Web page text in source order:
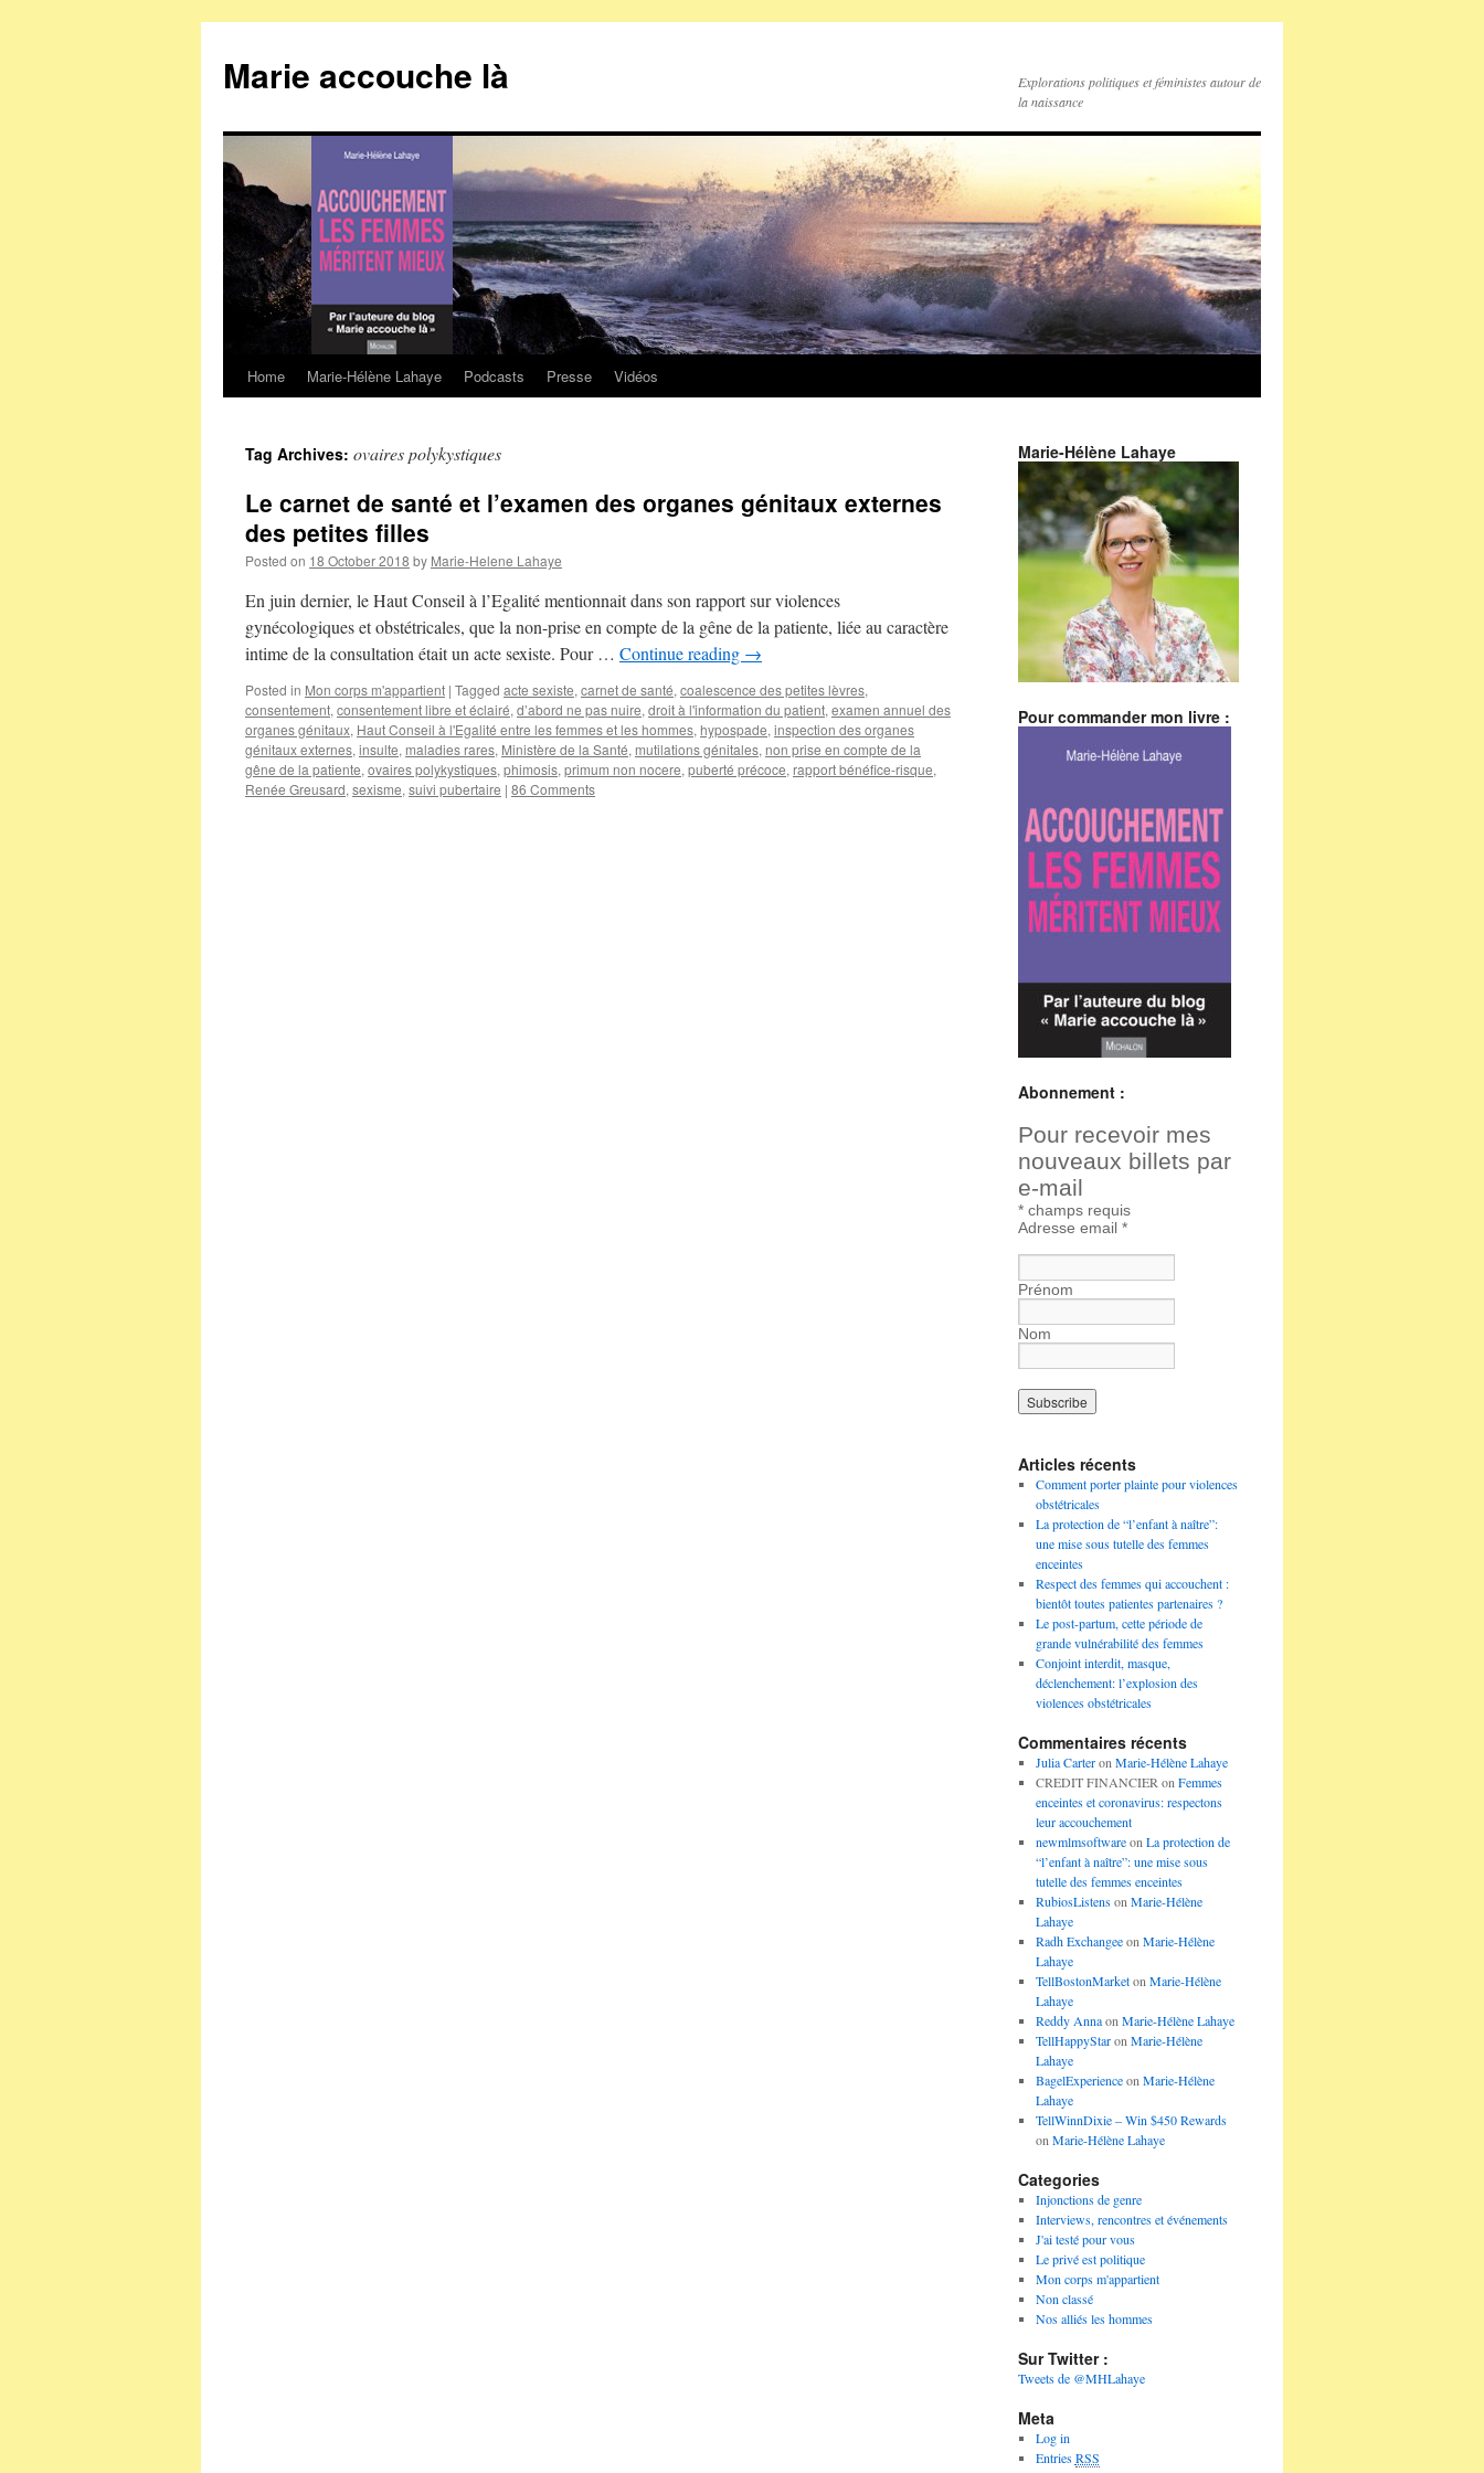
Marie accouche là
Explorations politiques et féministes autour de
la naissance
Skip
content
Home Marie-Hélène Lahaye Podcasts Presse Vidéos
Tag Archives: ovaires polykystiques
Le carnet de santé et l’examen des organes génitaux externes
des petites filles
Posted on 18 October 2018 by Marie-Helene Lahaye
En juin dernier, le Haut Conseil à l’Egalité mentionnait dans son rapport sur violences
gynécologiques et obstétricales, que la non-prise en compte de la gêne de la patiente, liée au caractère
intime de la consultation était un acte sexiste. Pour … Continue reading →
Posted in Mon corps m'appartient | Tagged acte sexiste, carnet de santé, coalescence des petites lèvres,
consentement, consentement libre et éclairé, d’abord ne pas nuire, droit à l'information du patient, examen annuel des
organes génitaux, Haut Conseil à l'Egalité entre les femmes et les hommes, hypospade, inspection des organes
génitaux externes, insulte, maladies rares, Ministère de la Santé, mutilations génitales, non prise en compte de la
gêne de la patiente, ovaires polykystiques, phimosis, primum non nocere, puberté précoce, rapport bénéfice-risque,
Renée Greusard, sexisme, suivi pubertaire | 86 Comments
Marie-Hélène Lahaye
Pour commander mon livre :
Abonnement :
Pour recevoir mes
nouveaux billets par
e-mail
* champs requis
Adresse email *
Prénom
Nom
Articles récents
Comment porter plainte pour violences
obstétricales
La protection de “l’enfant à naître”:
une mise sous tutelle des femmes
enceintes
Respect des femmes qui accouchent :
bientôt toutes patientes partenaires ?
Le post-partum, cette période de
grande vulnérabilité des femmes
Conjoint interdit, masque,
déclenchement: l’explosion des
violences obstétricales
Commentaires récents
Julia Carteron Marie-Hélène Lahaye
CREDIT FINANCIER on Femmes
enceintes et coronavirus: respectons
leur accouchement
newmlmsoftwareon La protection de
“l’enfant à naître”: une mise sous
tutelle des femmes enceintes
RubiosListenson Marie-Hélène
Lahaye
Radh Exchangeeon Marie-Hélène
Lahaye
TellBostonMarketon Marie-Hélène
Lahaye
Reddy Annaon Marie-Hélène Lahaye
TellHappyStaron Marie-Hélène
Lahaye
BagelExperienceon Marie-Hélène
Lahaye
TellWinnDixie – Win $450 Rewards
on Marie-Hélène Lahaye
Categories
Injonctions de genre
Interviews, rencontres et événements
J'ai testé pour vous
Le privé est politique
Mon corps m'appartient
Non classé
Nos alliés les hommes
Sur Twitter :
Tweets de @MHLahaye
Meta
Log in
EntriesRSS